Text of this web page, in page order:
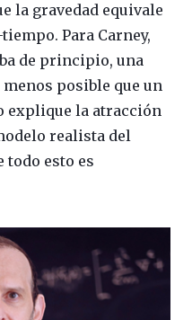
la gravedad equivale
Para Carney,
de principio, una
posible que un
explique la atracción
realista del
todo esto es